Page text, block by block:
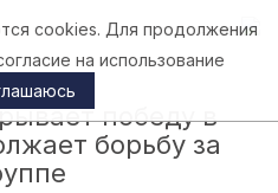
Афины
победу в
борьбу за
cookies. Для продолжения
на использование